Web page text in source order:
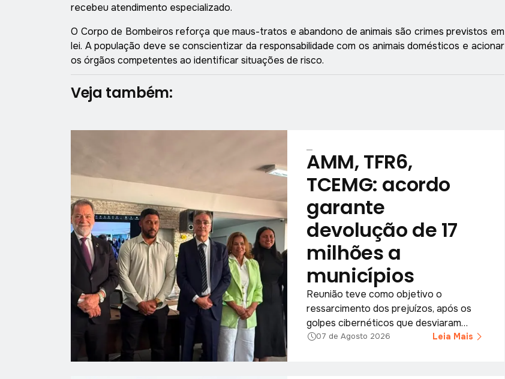
recebeu atendimento especializado.
O Corpo de Bombeiros reforça que maus-tratos e abandono de animais são crimes previstos em
lei. A população deve se conscientizar da responsabilidade com os animais domésticos e acionar
os órgãos competentes ao identificar situações de risco.
Veja também:
AMM, TFR6,
TCEMG: acordo
garante
devolução de 17
milhões a
municípios
Reunião teve como objetivo o
ressarcimento dos prejuízos, após os
golpes cibernéticos que desviaram
recursos dos municípios.
07 de Agosto 2026 Leia Mais